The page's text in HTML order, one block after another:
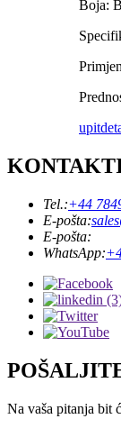
Boja:
upit
Tel.:+44
E-pošta:
E-pošta:
WhatsApp:
Na vaša pitanja bit